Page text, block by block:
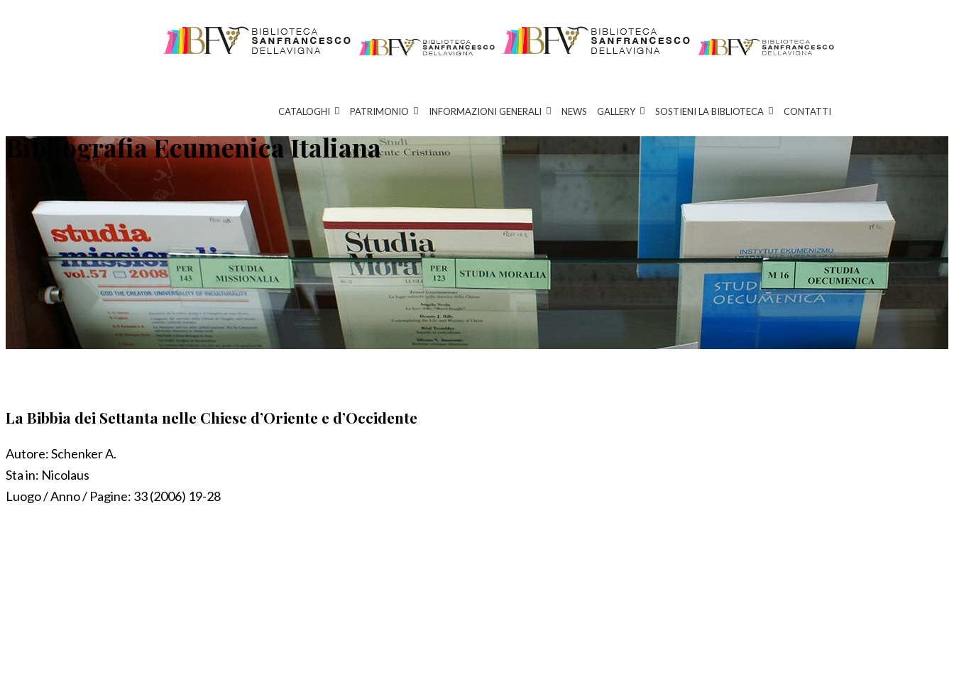
CATALOGHI PATRIMONIO INFORMAZIONI GENERALI NEWS GALLERY SOSTIENI LA BIBLIOTECA CONTATTI
Bibliografia Ecumenica Italiana
La Bibbia dei Settanta nelle Chiese d’Oriente e d’Occidente
Autore:Schenker A.
Sta in: Nicolaus
Luogo / Anno / Pagine: 33 (2006) 19-28